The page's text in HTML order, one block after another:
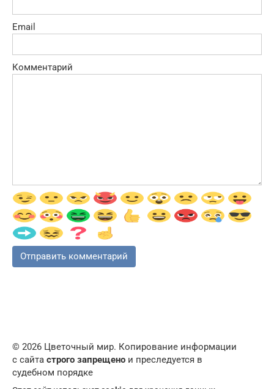
Email
Комментарий
© 2026 Цветочный мир. Копирование информации
с сайта строго запрещено и преследуется в
судебном порядке